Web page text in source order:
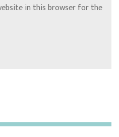
in this browser for the